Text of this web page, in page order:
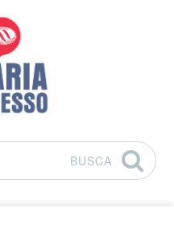
BUSCA